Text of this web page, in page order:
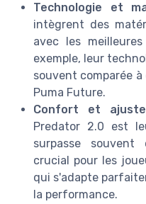
Technologie et
intègrent des
avec les
exemple, leur
souvent comparée
Puma Future.
Confort et
Predator 2.0 est
surpasse souvent
crucial pour les
qui s'adapte
la performance.